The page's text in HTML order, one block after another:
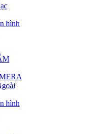
hình
hình